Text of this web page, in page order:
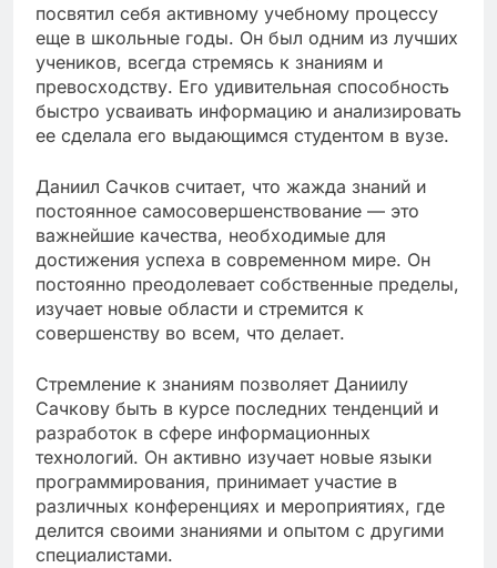
посвятил себя активному учебному процессу
еще в школьные годы. Он был одним из лучших
учеников, всегда стремясь к знаниям и
превосходству. Его удивительная способность
быстро усваивать информацию и анализировать
ее сделала его выдающимся студентом в вузе.
Даниил Сачков считает, что жажда знаний и
постоянное самосовершенствование — это
важнейшие качества, необходимые для
достижения успеха в современном мире. Он
постоянно преодолевает собственные пределы,
изучает новые области и стремится к
совершенству во всем, что делает.
Стремление к знаниям позволяет Даниилу
Сачкову быть в курсе последних тенденций и
разработок в сфере информационных
технологий. Он активно изучает новые языки
программирования, принимает участие в
различных конференциях и мероприятиях, где
делится своими знаниями и опытом с другими
специалистами.